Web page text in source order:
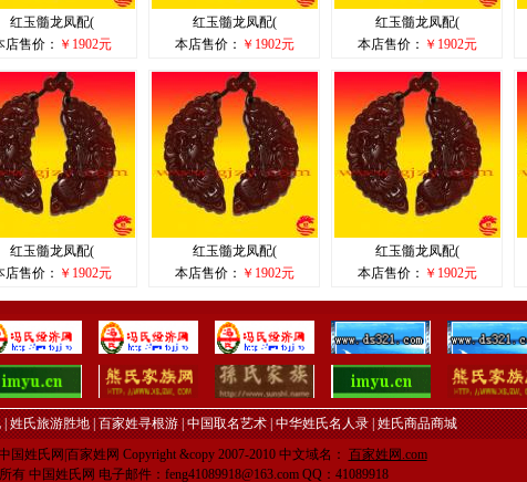
红玉髓龙凤配(
店售价： ￥1902元
红玉髓龙凤配(
本店售价： ￥1902元
红玉髓龙凤配(
本店售价： ￥1902元
红玉髓龙凤配(
店售价： ￥1902元
红玉髓龙凤配(
本店售价： ￥1902元
红玉髓龙凤配(
本店售价： ￥1902元
|姓氏旅游胜地|百家姓寻根游|中国取名艺术|中华姓氏名人录|姓氏商品商城
姓氏网|百家姓网 Copyright &copy 2007-2010 中文域名： 百家姓网.com
有 中国姓氏网 电子邮件：feng41089918@163.com QQ：41089918